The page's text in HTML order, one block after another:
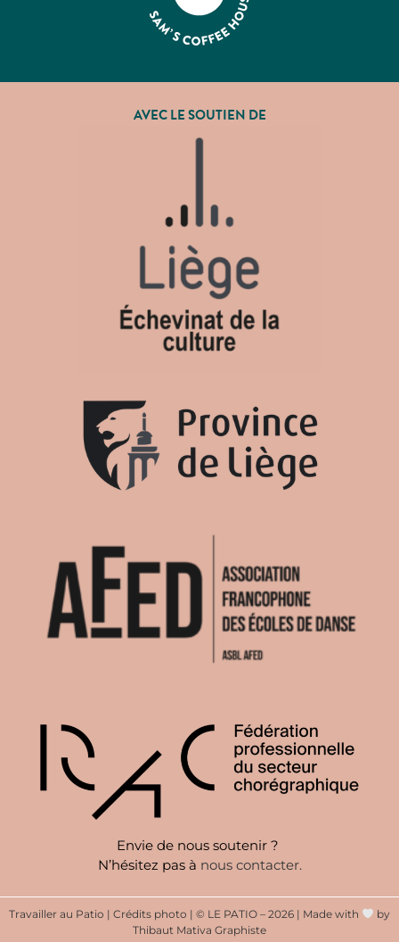
AVEC LE SOUTIEN DE
Envie de nous soutenir ?
N’hésitez pas à nous contacter.
Travailler au Patio |Crédits photo |© LE PATIO – 2026 | Made with
by
Thibaut Mativa Graphiste